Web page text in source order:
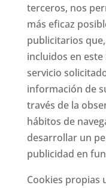
terceros, nos
más eficaz
publicitarios
incluidos en este
servicio
información de
través de la
hábitos de
desarrollar un
publicidad en
Cookies propias